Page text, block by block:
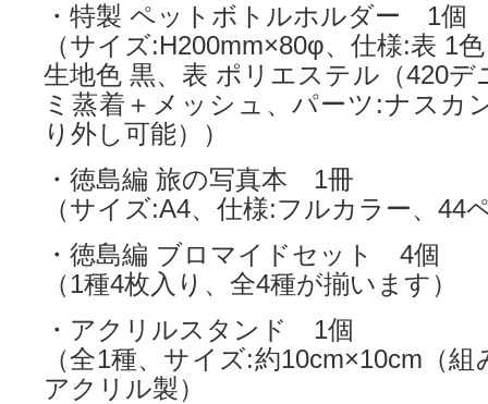
・特製 ペットボトルホルダー 1個
（サイズ:H200mm×80φ、仕様:表 1
生地色 黒、表 ポリエステル（420デ
ミ蒸着＋メッシュ、パーツ:ナスカ
り外し可能））
・徳島編 旅の写真本 1冊
（サイズ:A4、仕様:フルカラー、44
・徳島編 ブロマイドセット 4個
（1種4枚入り、全4種が揃います）
・アクリルスタンド 1個
（全1種、サイズ:約10cm×10cm（
アクリル製）